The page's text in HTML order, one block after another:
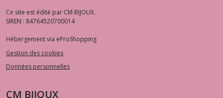
Ce site est édité par CM BIJOUX.
SIREN : 84764520700014
Hébergement via eProShopping
Gestion des cookies
Données personnelles
CM BIJOUX